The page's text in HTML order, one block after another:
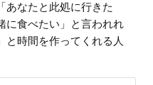
あなたと此処に行きた
に食べたい」と言われれ
と時間を作ってくれる人